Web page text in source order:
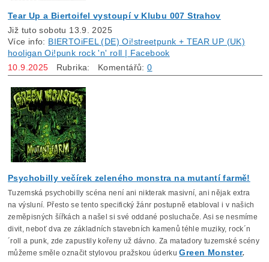
Tear Up a Biertoifel vystoupí v Klubu 007 Strahov
Již tuto sobotu 13.9. 2025
Více info: BIERTOiFEL (DE) Oi!streetpunk + TEAR UP (UK)
hooligan Oi!punk rock 'n' roll | Facebook
10.9.2025 Rubrika: Komentářů:0
Psychobilly večírek zeleného monstra na mutantí farmě!
Tuzemská psychobilly scéna není ani nikterak masivní, ani nějak extra
na výsluní. Přesto se tento specifický žánr postupně etabloval i v našich
zeměpisných šířkách a našel si své oddané posluchače. Asi se nesmíme
divit, neboť dva ze základních stavebních kamenů téhle muziky, rock´n
´roll a punk, zde zapustily kořeny už dávno. Za matadory tuzemské scény
můžeme směle označit stylovou pražskou úderkuGreen Monster.